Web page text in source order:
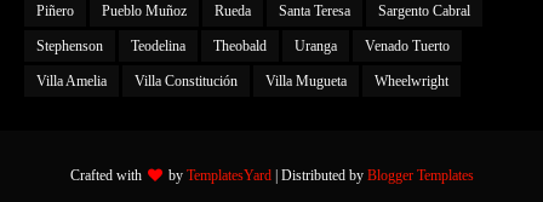
Piñero Pueblo Muñoz Rueda Santa Teresa Sargento Cabral
Stephenson Teodelina Theobald Uranga Venado Tuerto
Villa Amelia Villa Constitución Villa Mugueta Wheelwright
Crafted with by TemplatesYard| Distributed by Blogger Templates